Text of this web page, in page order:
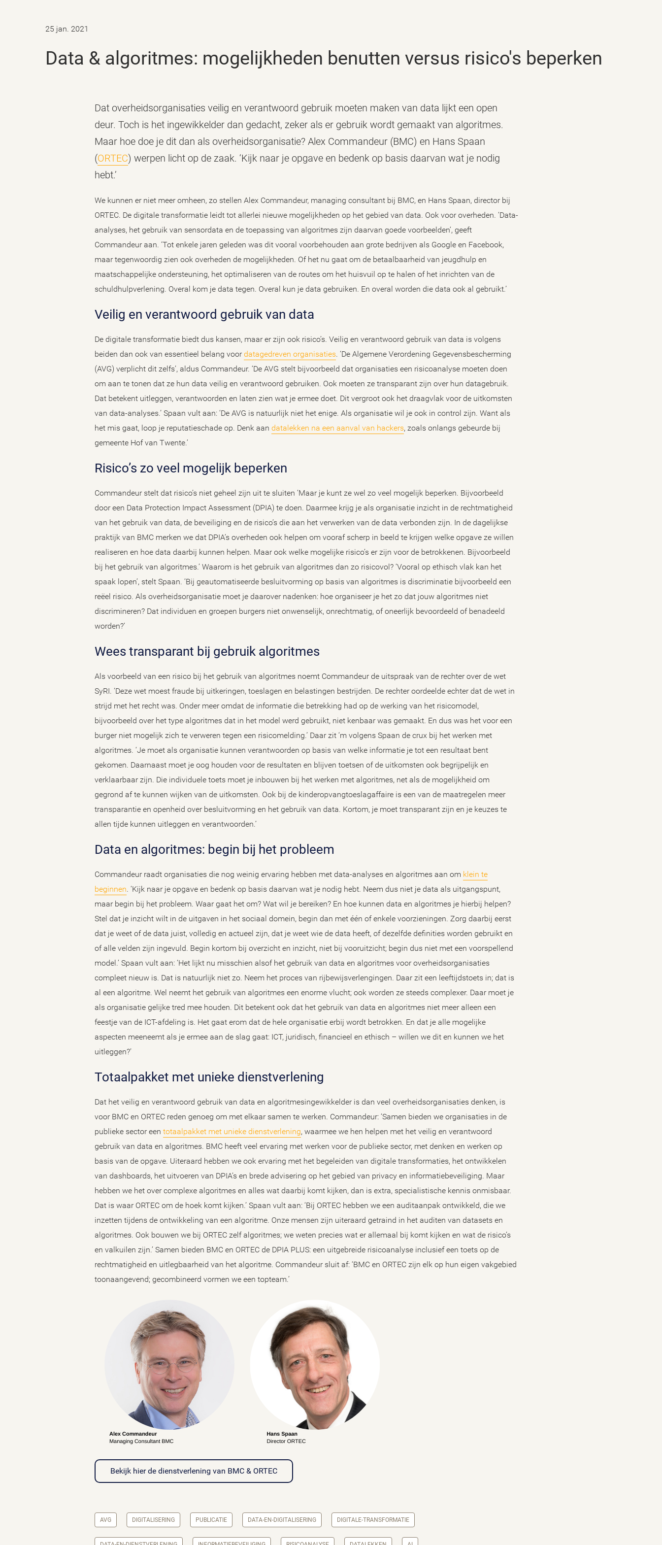
25 jan. 2021
Data & algoritmes: mogelijkheden benutten versus risico's beperken
Dat overheidsorganisaties veilig en verantwoord gebruik moeten maken van data lijkt een open
deur. Toch is het ingewikkelder dan gedacht, zeker als er gebruik wordt gemaakt van algoritmes.
Maar hoe doe je dit dan als overheidsorganisatie? Alex Commandeur (BMC) en Hans Spaan
(ORTEC) werpen licht op de zaak. ‘Kijk naar je opgave en bedenk op basis daarvan wat je nodig
hebt.’
We kunnen er niet meer omheen, zo stellen Alex Commandeur, managing consultant bij BMC, en Hans Spaan, director bij
ORTEC. De digitale transformatie leidt tot allerlei nieuwe mogelijkheden op het gebied van data. Ook voor overheden. ‘Data-
analyses, het gebruik van sensordata en de toepassing van algoritmes zijn daarvan goede voorbeelden’, geeft
Commandeur aan. ‘Tot enkele jaren geleden was dit vooral voorbehouden aan grote bedrijven als Google en Facebook,
maar tegenwoordig zien ook overheden de mogelijkheden. Of het nu gaat om de betaalbaarheid van jeugdhulp en
maatschappelijke ondersteuning, het optimaliseren van de routes om het huisvuil op te halen of het inrichten van de
schuldhulpverlening. Overal kom je data tegen. Overal kun je data gebruiken. En overal worden die data ook al gebruikt.’
Veilig en verantwoord gebruik van data
De digitale transformatie biedt dus kansen, maar er zijn ook risico’s. Veilig en verantwoord gebruik van data is volgens
beiden dan ook van essentieel belang voordatagedreven organisaties. ‘De Algemene Verordening Gegevensbescherming
(AVG) verplicht dit zelfs’, aldus Commandeur. ‘De AVG stelt bijvoorbeeld dat organisaties een risicoanalyse moeten doen
om aan te tonen dat ze hun data veilig en verantwoord gebruiken. Ook moeten ze transparant zijn over hun datagebruik.
Dat betekent uitleggen, verantwoorden en laten zien wat je ermee doet. Dit vergroot ook het draagvlak voor de uitkomsten
van data-analyses.’ Spaan vult aan: ‘De AVG is natuurlijk niet het enige. Als organisatie wil je ook in control zijn. Want als
het mis gaat, loop je reputatieschade op. Denk aan datalekken na een aanval van hackers, zoals onlangs gebeurde bij
gemeente Hof van Twente.’
Risico’s zo veel mogelijk beperken
Commandeur stelt dat risico’s niet geheel zijn uit te sluiten ‘Maar je kunt ze wel zo veel mogelijk beperken. Bijvoorbeeld
door een Data Protection Impact Assessment (DPIA) te doen. Daarmee krijg je als organisatie inzicht in de rechtmatigheid
van het gebruik van data, de beveiliging en de risico’s die aan het verwerken van de data verbonden zijn. In de dagelijkse
praktijk van BMC merken we dat DPIA’s overheden ook helpen om vooraf scherp in beeld te krijgen welke opgave ze willen
realiseren en hoe data daarbij kunnen helpen. Maar ook welke mogelijke risico’s er zijn voor de betrokkenen. Bijvoorbeeld
bij het gebruik van algoritmes.’ Waarom is het gebruik van algoritmes dan zo risicovol? ‘Vooral op ethisch vlak kan het
spaak lopen’, stelt Spaan. ‘Bij geautomatiseerde besluitvorming op basis van algoritmes is discriminatie bijvoorbeeld een
reëel risico. Als overheidsorganisatie moet je daarover nadenken: hoe organiseer je het zo dat jouw algoritmes niet
discrimineren? Dat individuen en groepen burgers niet onwenselijk, onrechtmatig, of oneerlijk bevoordeeld of benadeeld
worden?’
Wees transparant bij gebruik algoritmes
Als voorbeeld van een risico bij het gebruik van algoritmes noemt Commandeur de uitspraak van de rechter over de wet
SyRI. ‘Deze wet moest fraude bij uitkeringen, toeslagen en belastingen bestrijden. De rechter oordeelde echter dat de wet in
strijd met het recht was. Onder meer omdat de informatie die betrekking had op de werking van het risicomodel,
bijvoorbeeld over het type algoritmes dat in het model werd gebruikt, niet kenbaar was gemaakt. En dus was het voor een
burger niet mogelijk zich te verweren tegen een risicomelding.’ Daar zit ‘m volgens Spaan de crux bij het werken met
algoritmes. ‘Je moet als organisatie kunnen verantwoorden op basis van welke informatie je tot een resultaat bent
gekomen. Daarnaast moet je oog houden voor de resultaten en blijven toetsen of de uitkomsten ook begrijpelijk en
verklaarbaar zijn. Die individuele toets moet je inbouwen bij het werken met algoritmes, net als de mogelijkheid om
gegrond af te kunnen wijken van de uitkomsten. Ook bij de kinderopvangtoeslagaffaire is een van de maatregelen meer
transparantie en openheid over besluitvorming en het gebruik van data. Kortom, je moet transparant zijn en je keuzes te
allen tijde kunnen uitleggen en verantwoorden.’
Data en algoritmes: begin bij het probleem
Commandeur raadt organisaties die nog weinig ervaring hebben met data-analyses en algoritmes aan om klein te
beginnen. ‘Kijk naar je opgave en bedenk op basis daarvan wat je nodig hebt. Neem dus niet je data als uitgangspunt,
maar begin bij het probleem. Waar gaat het om? Wat wil je bereiken? En hoe kunnen data en algoritmes je hierbij helpen?
Stel dat je inzicht wilt in de uitgaven in het sociaal domein, begin dan met één of enkele voorzieningen. Zorg daarbij eerst
dat je weet of de data juist, volledig en actueel zijn, dat je weet wie de data heeft, of dezelfde definities worden gebruikt en
of alle velden zijn ingevuld. Begin kortom bij overzicht en inzicht, niet bij vooruitzicht; begin dus niet met een voorspellend
model.’ Spaan vult aan: ‘Het lijkt nu misschien alsof het gebruik van data en algoritmes voor overheidsorganisaties
compleet nieuw is. Dat is natuurlijk niet zo. Neem het proces van rijbewijsverlengingen. Daar zit een leeftijdstoets in; dat is
al een algoritme. Wel neemt het gebruik van algoritmes een enorme vlucht; ook worden ze steeds complexer. Daar moet je
als organisatie gelijke tred mee houden. Dit betekent ook dat het gebruik van data en algoritmes niet meer alleen een
feestje van de ICT-afdeling is. Het gaat erom dat de hele organisatie erbij wordt betrokken. En dat je alle mogelijke
aspecten meeneemt als je ermee aan de slag gaat: ICT, juridisch, financieel en ethisch – willen we dit en kunnen we het
uitleggen?’
Totaalpakket met unieke dienstverlening
Dat het veilig en verantwoord gebruik van data en algoritmesingewikkelder is dan veel overheidsorganisaties denken, is
voor BMC en ORTEC reden genoeg om met elkaar samen te werken. Commandeur: ‘Samen bieden we organisaties in de
publieke sector een totaalpakket met unieke dienstverlening, waarmee we hen helpen met het veilig en verantwoord
gebruik van data en algoritmes. BMC heeft veel ervaring met werken voor de publieke sector, met denken en werken op
basis van de opgave. Uiteraard hebben we ook ervaring met het begeleiden van digitale transformaties, het ontwikkelen
van dashboards, het uitvoeren van DPIA’s en brede advisering op het gebied van privacy en informatiebeveiliging. Maar
hebben we het over complexe algoritmes en alles wat daarbij komt kijken, dan is extra, specialistische kennis onmisbaar.
Dat is waar ORTEC om de hoek komt kijken.’ Spaan vult aan: ‘Bij ORTEC hebben we een auditaanpak ontwikkeld, die we
inzetten tijdens de ontwikkeling van een algoritme. Onze mensen zijn uiteraard getraind in het auditen van datasets en
algoritmes. Ook bouwen we bij ORTEC zelf algoritmes; we weten precies wat er allemaal bij komt kijken en wat de risico’s
en valkuilen zijn.’ Samen bieden BMC en ORTEC de DPIA PLUS: een uitgebreide risicoanalyse inclusief een toets op de
rechtmatigheid en uitlegbaarheid van het algoritme. Commandeur sluit af: ‘BMC en ORTEC zijn elk op hun eigen vakgebied
toonaangevend; gecombineerd vormen we een topteam.’
Bekijk hier de dienstverlening van BMC & ORTEC
AVG DIGITALISERING PUBLICATIE DATA-EN-DIGITALISERING DIGITALE-TRANSFORMATIE